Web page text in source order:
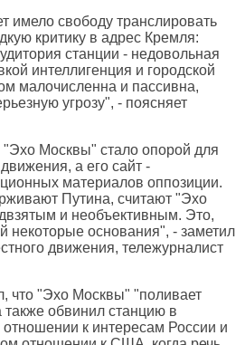
имело свободу транслировать
критику в адрес Кремля:
станции - недовольная
интеллигенция и городской
малочисленна и пассивна,
угрозу", - поясняет
Москвы" стало опорой для
а его сайт -
материалов оппозиции.
Путина, считают "Эхо
и необъективным. Это,
некоторые основания", - заметил
движения, тележурналист
что "Эхо Москвы" "поливает
также обвинил станцию в
отношении к интересам России и